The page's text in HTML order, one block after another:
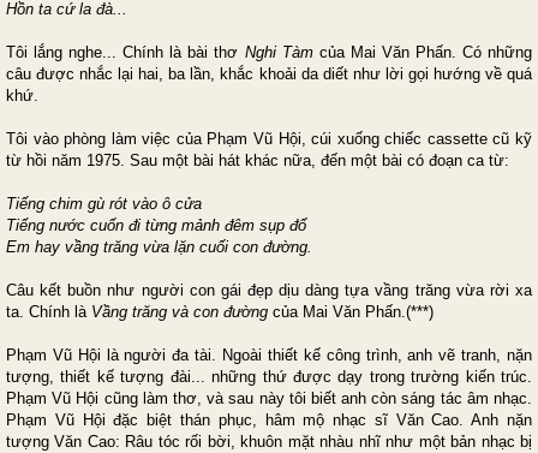
Hồn ta cứ la đà...
Tôi lắng nghe... Chính là bài thơ Nghi Tàmcủa Mai Văn Phấn. Có những
câu được nhắc lại hai, ba lần, khắc khoải da diết như lời gọi hướng về quá
khứ.
Tôi vào phòng làm việc của Phạm Vũ Hội, cúi xuống chiếc cassette cũ kỹ
từ hồi năm 1975. Sau một bài hát khác nữa, đến một bài có đoạn ca từ:
Tiếng chim gù rót vào ô cửa
Tiếng nước cuốn đi từng mảnh đêm sụp đổ
Em hay vầng trăng vừa lặn cuối con đường.
Câu kết buồn như người con gái đẹp dịu dàng tựa vầng trăng vừa rời xa
ta. Chính là Vầng trăng và con đường của Mai Văn Phấn.(***)
Phạm Vũ Hội là người đa tài. Ngoài thiết kế công trình, anh vẽ tranh, nặn
tượng, thiết kế tượng đài... những thứ được dạy trong trường kiến trúc.
Phạm Vũ Hội cũng làm thơ, và sau này tôi biết anh còn sáng tác âm nhạc.
Phạm Vũ Hội đặc biệt thán phục, hâm mộ nhạc sĩ Văn Cao. Anh nặn
tượng Văn Cao: Râu tóc rối bời, khuôn mặt nhàu nhĩ như một bản nhạc bị